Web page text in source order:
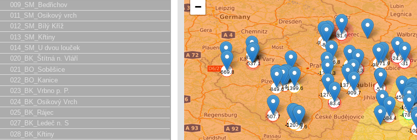
009_SM_Bedřichov
011_SM_Osikový vrch
012_SM_Bílý Kříž
013_SM_Křtiny
014_SM_U dvou louček
020_BK_Štítná n. Vláří
021_BO_Soběšice
022_BO_Kanice
023_BK_Vrbno p. P.
024_BK_Osikový Vrch
025_BK_Rájec
027_BK_Ledeč n. S
028_BK_Křtiny
−